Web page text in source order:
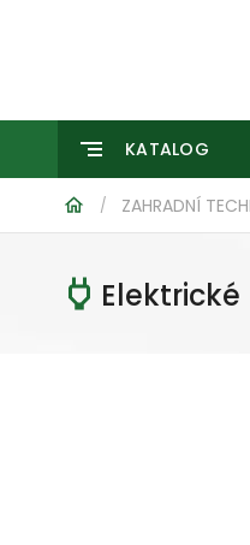
KATALOG
/ ZAHRADNÍ
Elektrické